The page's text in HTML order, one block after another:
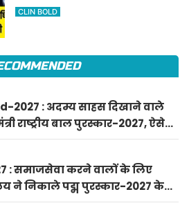
कृषि यंत्रों पर मिलेगा 50 प्रतिशत
CLIN BOLD
2027 : अदम्य साहस दिखाने वाले
राष्ट्रीय बाल पुरस्कार-2027, ऐसे
: समाजसेवा करने वालों के लिए
ने निकाले पद्म पुरस्कार-2027 के